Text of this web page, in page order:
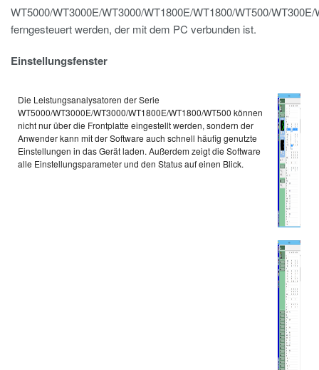
WT5000/WT3000E/WT3000/WT1800E/WT1800/WT500/WT300E/
ferngesteuert werden, der mit dem PC verbunden ist.
Einstellungsfenster
Die Leistungsanalysatoren der Serie
WT5000/WT3000E/WT3000/WT1800E/WT1800/WT500 können
nicht nur über die Frontplatte eingestellt werden, sondern der
Anwender kann mit der Software auch schnell häufig genutzte
Einstellungen in das Gerät laden. Außerdem zeigt die Software
alle Einstellungsparameter und den Status auf einen Blick.